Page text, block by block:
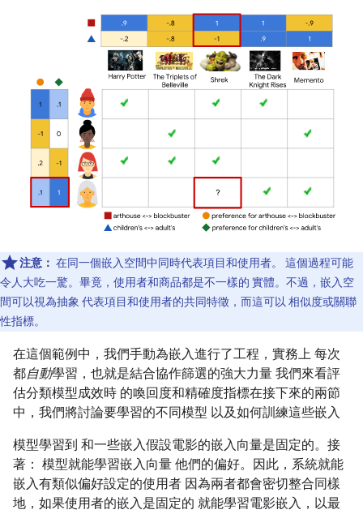
注意： 在同一個嵌入空間中同時代表項目和使用者。 這個過程可能
令人大吃一驚。畢竟，使用者和商品都是不一樣的 實體。不過，嵌入空
間可以視為抽象 代表項目和使用者的共同特徵，而這可以 相似度或關聯
性指標。
在這個範例中，我們手動為嵌入進行了工程，實務上 每次
都自動學習，也就是結合協作篩選的強大力量 我們來看評
估分類模型成效時 的喚回度和精確度指標在接下來的兩節
中，我們將討論要學習的不同模型 以及如何訓練這些嵌入
模型學習到 和一些嵌入假設電影的嵌入向量是固定的。接
著： 模型就能學習嵌入向量 他們的偏好。因此，系統就能
嵌入有類似偏好設定的使用者 因為兩者都會密切整合同樣
地，如果使用者的嵌入是固定的 就能學習電影嵌入，以最